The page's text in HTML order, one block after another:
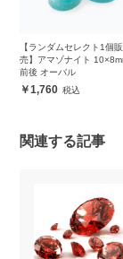
【ランダムセレクト1個販
売】アマゾナイト
前後 オーバル
1,760
関連する記事